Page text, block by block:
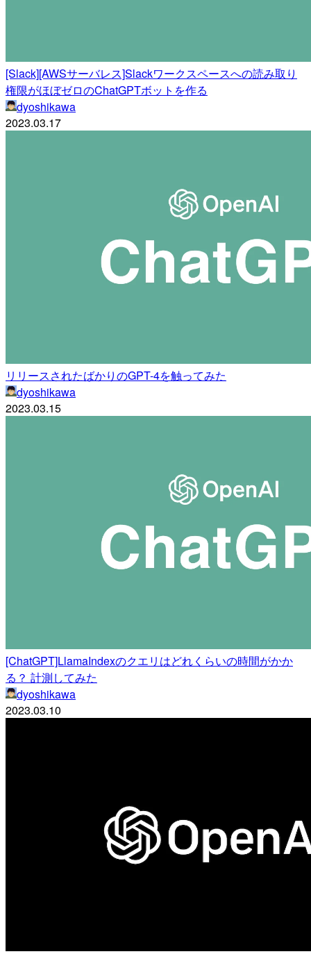
[Slack][AWSサーバレス]Slackワークスペースへの読み取り
権限がほぼゼロのChatGPTボットを作る
dyoshikawa
2023.03.17
リリースされたばかりのGPT-4を触ってみた
dyoshikawa
2023.03.15
[ChatGPT]LlamaIndexのクエリはどれくらいの時間がかか
る？ 計測してみた
dyoshikawa
2023.03.10